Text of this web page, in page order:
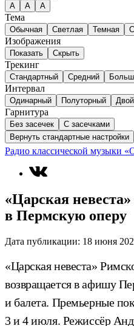
А A A
Тема
Обычная Светлая Темная
Изображения
Показать Скрыть
Трекинг
Стандартный Средний
Интервал
Одинарный Полуторный
Гарнитура
Без засечек
С засечками
Вернуть стандартные настройки
Радио классической музыки
«Царская
в Пермскую оперу
Дата публикации: 18 июня
«Царская невеста»
возвращается в афишу
и балета. Премьерные
3 и 4 июля. Режиссёр